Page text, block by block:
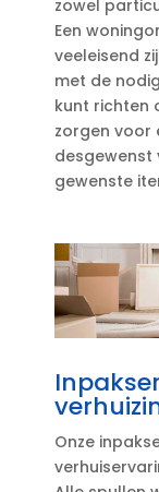
zowel
Een
veeleisend
met de
kunt richten
zorgen voor
gewenste
Onze